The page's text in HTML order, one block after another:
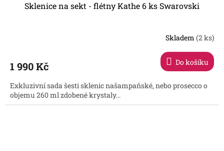
Sklenice na sekt - flétny Kathe 6 ks Swarovski
Skladem (2 ks)
1 990 Kč Do košíku
Exkluzivní sada šesti sklenic našampaňské, nebo prosecco o
objemu 260 ml zdobené krystaly...